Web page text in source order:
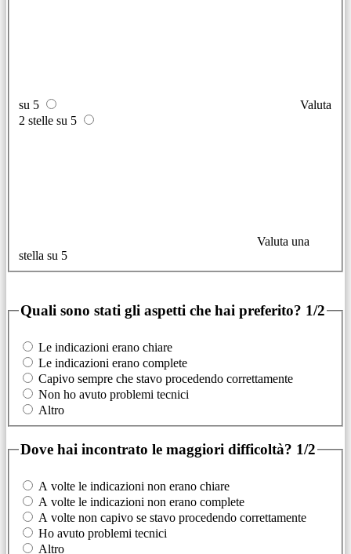
su 5
Valuta
2 stelle su 5
Valuta una
stella su 5
Quali sono stati gli aspetti che hai preferito? 1/2
Le indicazioni erano chiare
Le indicazioni erano complete
Capivo sempre che stavo procedendo correttamente
Non ho avuto problemi tecnici
Altro
Dove hai incontrato le maggiori difficoltà? 1/2
A volte le indicazioni non erano chiare
A volte le indicazioni non erano complete
A volte non capivo se stavo procedendo correttamente
Ho avuto problemi tecnici
Altro